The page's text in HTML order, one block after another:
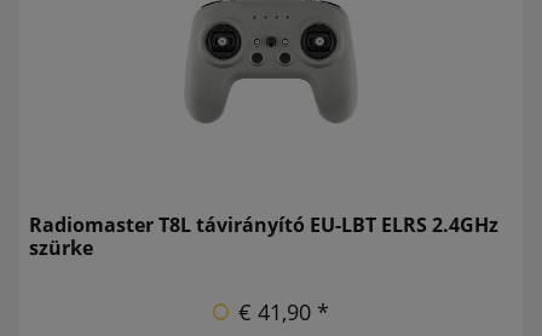
Radiomaster T8L távirányító EU-LBT ELRS 2.4GHz
szürke
€ 41,90 *